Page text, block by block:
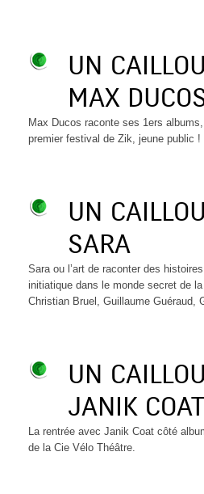
UN
MAX
Max Ducos raconte ses 1ers
premier festival de Zik, jeune public !
UN
SARA
Sara ou l’art de raconter des
initiatique dans le monde secret de
Christian Bruel, Guillaume Guéraud,
UN
JANIK COAT
La rentrée avec Janik Coat côté
de la Cie Vélo Théâtre.